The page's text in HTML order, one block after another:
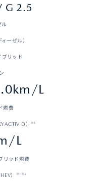
G 2.5
ル
ーゼル）
ブリッド
L
燃費
D） ※1
L
リッド燃費
） ※1※2